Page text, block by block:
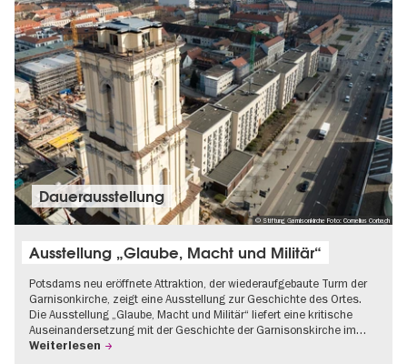
© Stiftung Garnisonkirche Foto: Cornelius Corbach
Dauer­aus­stel­lung
Ausstellung „Glaube, Macht und Militär“
Potsdams neu eröffnete Attraktion, der wiederaufgebaute Turm der
Garnisonkirche, zeigt eine Ausstellung zur Geschichte des Ortes.
Die Ausstellung „Glaube, Macht und Militär“ liefert eine kritische
Auseinandersetzung mit der Geschichte der Garnisonskirche im…
Weiterlesen